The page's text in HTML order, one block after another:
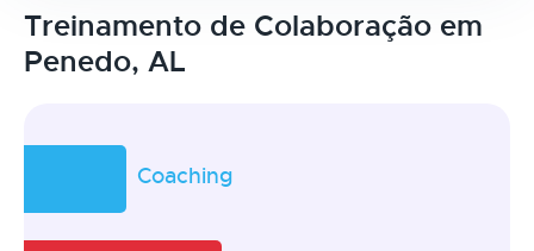
Treinamento de Colaboração em
Penedo, AL